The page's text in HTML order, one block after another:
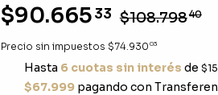
$90.66533 $108.79840
Precio sin impuestos $74.930 03
Hasta 6 cuotas sin interés de
$67.999pagando con